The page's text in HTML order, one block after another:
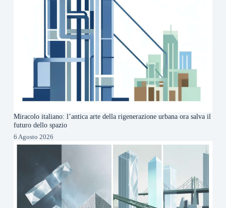
Miracolo italiano: l’antica arte della rigenerazione urbana ora salva il
futuro dello spazio
6 Agosto 2026